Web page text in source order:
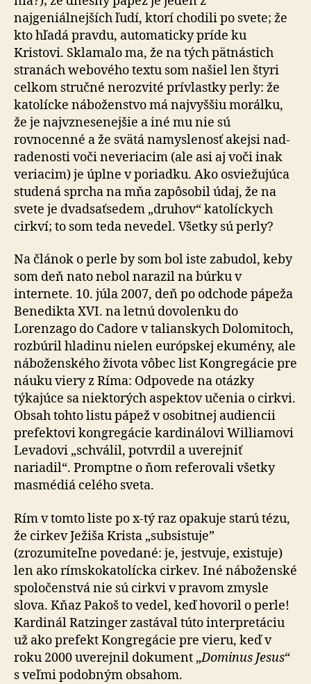
najgeniálnejších ľudí, ktorí chodili po svete; že
kto hľadá pravdu, au­to­ma­tic­ky príde ku
Kristovi. Sklamalo ma, že na tých pät­nás­tich
stranách webového textu som našiel len štyri
celkom stručné nerozvité prívlastky perly: že
katolícke ná­bo­žen­stvo má najvyššiu morálku,
že je najvznesenejšie a iné mu nie sú
rovnocenné a že svätá namyslenosť akejsi nad­
ra­de­nos­ti voči neveriacim (ale asi aj voči inak
veriacim) je úplne v poriadku. Ako osviežujúca
studená sprcha na mňa zapôsobil údaj, že na
svete je dvadsaťsedem „dru­hov“ katolíckych
cirkví; to som teda nevedel. Všetky sú perly?
Na článok o perle by som bol iste zabudol, keby
som deň nato nebol narazil na búrku v
internete. 10. júla 2007, deň po odchode pápeža
Benedikta XVI. na letnú dovolenku do
Lorenzago do Cadore v talianskych Dolomitoch,
rozbúril hladinu nielen európskej ekumény, ale
náboženského ži­vo­ta vôbec list Kongregácie pre
náuku viery z Ríma: Od­po­ve­de na otázky
týkajúce sa niektorých aspektov učenia o cirkvi.
Obsah tohto listu pápež v osobitnej audiencii
prefektovi kongregácie kardinálovi Williamovi
Levadovi „schválil, potvrdil a uverejniť
nariadil“. Promptne o ňom referovali všetky
masmédiá celého sveta.
Rím v tomto liste po x-tý raz opakuje starú tézu,
že cirkev Ježiša Krista „subsistuje”
(zrozumiteľne povedané: je, jestvuje, existuje)
len ako rímskokatolícka cirkev. Iné náboženské
spoločenstvá nie sú cirkvi v pravom zmysle
slova. Kňaz Pakoš to vedel, keď hovoril o perle!
Kardinál Ratzinger zastával túto interpretáciu
už ako prefekt Kongregácie pre vieru, keď v
roku 2000 uverejnil do­ku­ment „Dominus Jesus“
s veľmi podobným obsahom.